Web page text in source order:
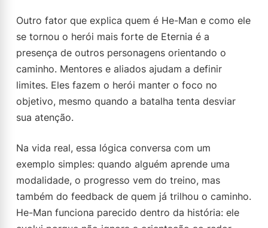
Outro fator que explica quem é He-Man e como ele
se tornou o herói mais forte de Eternia é a
presença de outros personagens orientando o
caminho. Mentores e aliados ajudam a definir
limites. Eles fazem o herói manter o foco no
objetivo, mesmo quando a batalha tenta desviar
sua atenção.
Na vida real, essa lógica conversa com um
exemplo simples: quando alguém aprende uma
modalidade, o progresso vem do treino, mas
também do feedback de quem já trilhou o caminho.
He-Man funciona parecido dentro da história: ele